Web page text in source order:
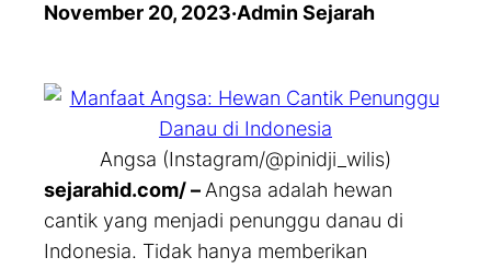
November 20, 2023·Admin Sejarah
Angsa (Instagram/@pinidji_wilis)
sejarahid.com/ –Angsa adalah hewan
cantik yang menjadi penunggu danau di
Indonesia. Tidak hanya memberikan